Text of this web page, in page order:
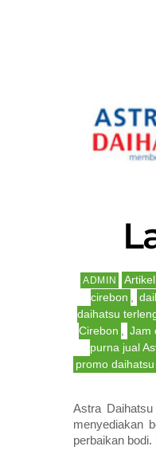
ADMIN Artikel
cirebon ,
daihatsu
Cirebon , Jam
purna jual
promo daihatsu
Astra
menyediakan
perbaikan